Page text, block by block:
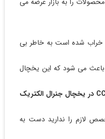
را به بازار عرضه می
خراب شده است به خاطر بی
باعث می شود که این یخچال
لازم را ندارید دست به